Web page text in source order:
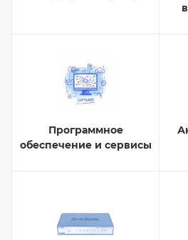
Программное
обеспечение и сервисы